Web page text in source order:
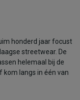
honderd jaar focust
streetwear. De
helemaal bij de
kom langs in één van